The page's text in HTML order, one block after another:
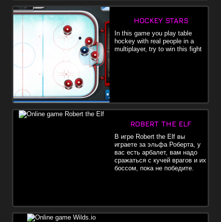
HOCKEY STARS
In this game you play table
hockey with real people in a
multiplayer, try to win this fight
ROBERT THE ELF
В игре Robert the Elf вы
играете за эльфа Роберта, у
вас есть арбалет, вам надо
сражаться с кучей врагов и их
боссом, пока не победите.